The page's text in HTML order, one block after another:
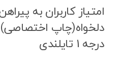
امتیاز کاربران به
درجه 1 تایلندی